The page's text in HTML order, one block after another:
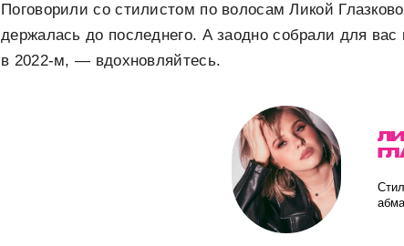
Поговорили со стилистом по волосам Ликой
держалась до последнего. А заодно собрали для
в 2022-м, — вдохновляйтесь.